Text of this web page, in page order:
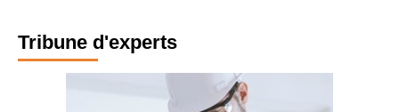
Tribune d'experts